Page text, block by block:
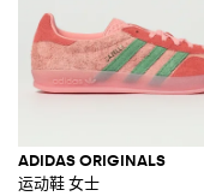
ADIDAS ORIGINALS
运动鞋 女士